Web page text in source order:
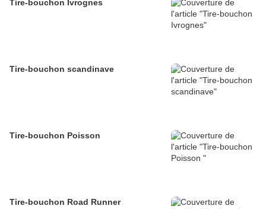
Tire-bouchon Ivrognes
Tire-bouchon scandinave
Tire-bouchon Poisson
Tire-bouchon Road Runner